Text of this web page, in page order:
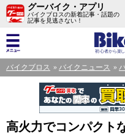
グーバイク・アプリ
バイクブロスの新着記事・話題の
記事を見逃さない！
バイクブロス バイクニュース
高火力でコンパクト